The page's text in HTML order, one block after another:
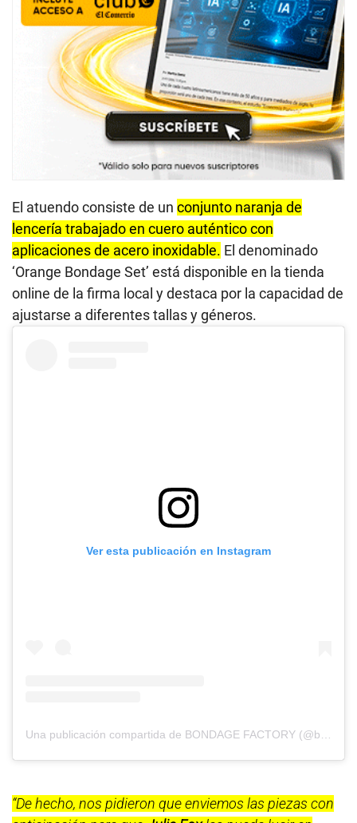
El atuendo consiste de un conjunto naranja de
lencería trabajado en cuero auténtico con
aplicaciones de acero inoxidable. El denominado
‘Orange Bondage Set’ está disponible en la tienda
online de la firma local y destaca por la capacidad de
ajustarse a diferentes tallas y géneros.
Ver esta publicación en Instagram
“De hecho, nos pidieron que enviemos las piezas con